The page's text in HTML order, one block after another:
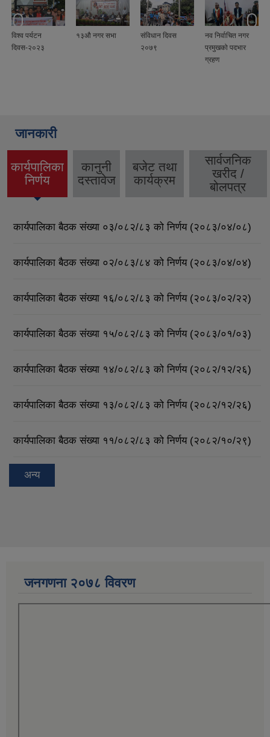
विश्व पर्यटन
दिवस-२०२३
१३औ नगर सभा
संविधान दिवस
२०७९
नव निर्वाचित नगर
प्रमुखको पदभार
ग्रहण
जानकारी
कार्यपालिका
निर्णय
(active
कानुनी
दस्तावेज
बजेट तथा
कार्यक्रम
सार्वजनिक
खरीद /
बोलपत्र
कार्यपालिका बैठक संख्या ०३/०८२/८३ को निर्णय (२०८३/०४/०८)
कार्यपालिका बैठक संख्या ०२/०८३/८४ को निर्णय (२०८३/०४/०४)
कार्यपालिका बैठक संख्या १६/०८२/८३ को निर्णय (२०८३/०२/२२)
कार्यपालिका बैठक संख्या १५/०८२/८३ को निर्णय (२०८३/०१/०३)
कार्यपालिका बैठक संख्या १४/०८२/८३ को निर्णय (२०८२/१२/२६)
कार्यपालिका बैठक संख्या १३/०८२/८३ को निर्णय (२०८२/१२/२६)
कार्यपालिका बैठक संख्या ११/०८२/८३ को निर्णय (२०८२/१०/२९)
अन्य
जनगणना २०७८ विवरण